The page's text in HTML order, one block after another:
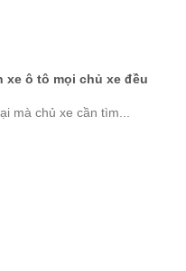
xe ô tô mọi chủ xe đều
mà chủ xe cần tìm...